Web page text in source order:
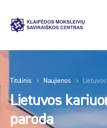
Titulinis Naujienos
Lietuvos
paroda